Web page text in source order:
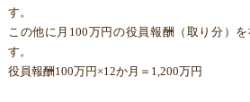
す。
この他に月100万円の役員報酬（取り分）
す。
役員報酬100万円×12か月＝1,200万円